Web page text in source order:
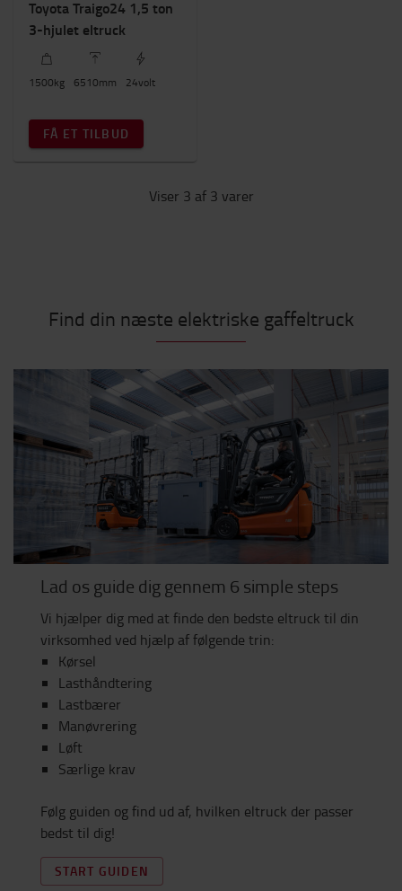
Toyota Traigo24 1,5 ton
3-hjulet eltruck
1500kg 6510mm 24volt
FÅ ET TILBUD
Viser 3 af 3 varer
Find din næste elektriske gaffeltruck
Lad os guide dig gennem 6 simple steps
Vi hjælper dig med at finde den bedste eltruck til din
virksomhed ved hjælp af følgende trin:
Kørsel
Lasthåndtering
Lastbærer
Manøvrering
Løft
Særlige krav
Følg guiden og find ud af, hvilken eltruck der passer
bedst til dig!
START GUIDEN